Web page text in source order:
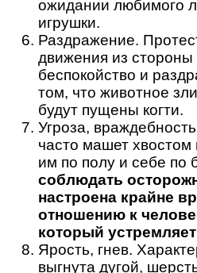
ожидании любимого
игрушки.
Раздражение.
движения из
беспокойство и
том, что животное
будут пущены когти.
Угроза,
часто машет хвостом
им по полу и себе по
соблюдать
настроена крайне
отношению к
который
Ярость, гнев.
выгнута дугой,